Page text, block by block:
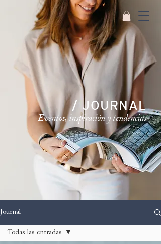
/ JOURNAL
Eventos, inspiración y tendencias
Journal
Todas las entradas